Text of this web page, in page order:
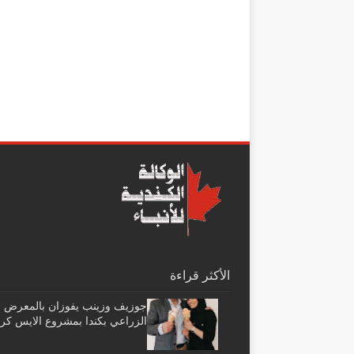
الأكثر قراءة
جوزيف وزينب يفوزان بالمعرض
الزراعي بكندا بمشروع الايس